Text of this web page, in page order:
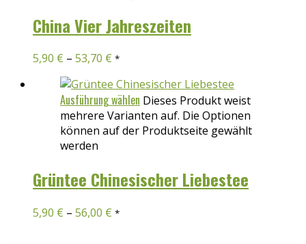
China Vier Jahreszeiten
5,90 € – 53,70 € *
Ausführung wählen Dieses Produkt weist
mehrere Varianten auf. Die Optionen
können auf der Produktseite gewählt
werden
Grüntee Chinesischer Liebestee
5,90 € – 56,00 € *